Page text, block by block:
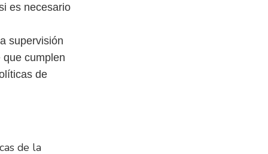
es necesario
supervisión
cumplen
de
de la